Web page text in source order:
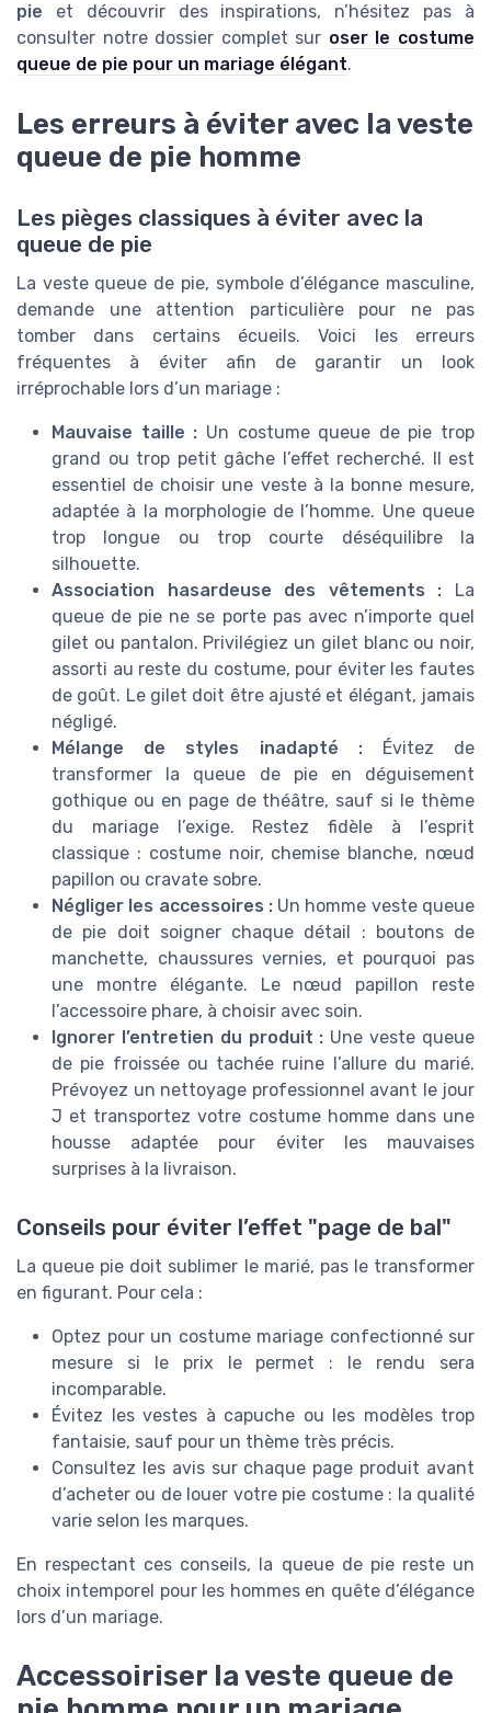
pie et découvrir des inspirations, n’hésitez pas à
consulter notre dossier complet sur oser le costume
queue de pie pour un mariage élégant.
Les erreurs à éviter avec la veste
queue de pie homme
Les pièges classiques à éviter avec la
queue de pie
La veste queue de pie, symbole d’élégance masculine,
demande une attention particulière pour ne pas
tomber dans certains écueils. Voici les erreurs
fréquentes à éviter afin de garantir un look
irréprochable lors d’un mariage :
Mauvaise taille : Un costume queue de pie trop
grand ou trop petit gâche l’effet recherché. Il est
essentiel de choisir une veste à la bonne mesure,
adaptée à la morphologie de l’homme. Une queue
trop longue ou trop courte déséquilibre la
silhouette.
Association hasardeuse des vêtements : La
queue de pie ne se porte pas avec n’importe quel
gilet ou pantalon. Privilégiez un gilet blanc ou noir,
assorti au reste du costume, pour éviter les fautes
de goût. Le gilet doit être ajusté et élégant, jamais
négligé.
Mélange de styles inadapté :Évitez de
transformer la queue de pie en déguisement
gothique ou en page de théâtre, sauf si le thème
du mariage l’exige. Restez fidèle à l’esprit
classique : costume noir, chemise blanche, nœud
papillon ou cravate sobre.
Négliger les accessoires :Un homme veste queue
de pie doit soigner chaque détail : boutons de
manchette, chaussures vernies, et pourquoi pas
une montre élégante. Le nœud papillon reste
l’accessoire phare, à choisir avec soin.
Ignorer l’entretien du produit : Une veste queue
de pie froissée ou tachée ruine l’allure du marié.
Prévoyez un nettoyage professionnel avant le jour
J et transportez votre costume homme dans une
housse adaptée pour éviter les mauvaises
surprises à la livraison.
Conseils pour éviter l’effet "page de bal"
La queue pie doit sublimer le marié, pas le transformer
en figurant. Pour cela :
Optez pour un costume mariage confectionné sur
mesure si le prix le permet : le rendu sera
incomparable.
Évitez les vestes à capuche ou les modèles trop
fantaisie, sauf pour un thème très précis.
Consultez les avis sur chaque page produit avant
d’acheter ou de louer votre pie costume : la qualité
varie selon les marques.
En respectant ces conseils, la queue de pie reste un
choix intemporel pour les hommes en quête d’élégance
lors d’un mariage.
Accessoiriser la veste queue de